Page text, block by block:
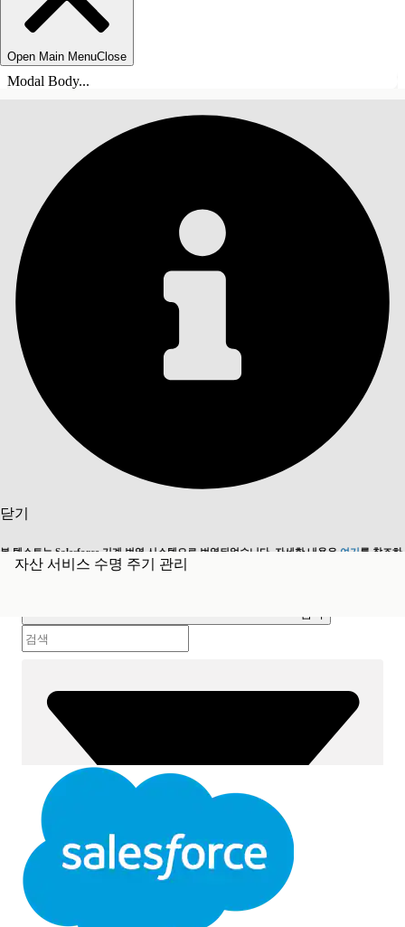
Open Main MenuClose
Modal Body...
닫기
본 텍스트는 Salesforce 기계 번역 시스템으로 번역되었습니다. 자세한 내용은 여기를 참조하
세요.
영어로 전환 지금 안 함
자산 서비스 수명 주기 관리
목차 표시
목차
검색